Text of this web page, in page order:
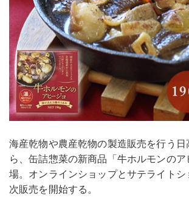
海産乾物や農産乾物の製造販売を行う
ら、缶詰惣菜の新商品「牛ホルモンの
場。オンラインショップとサテライト
次販売を開始する。